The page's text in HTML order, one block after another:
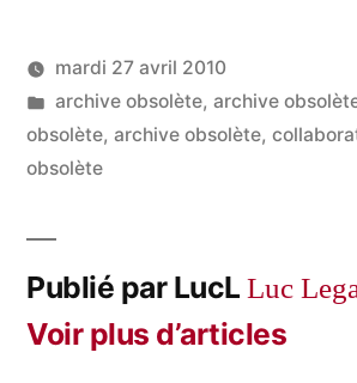
Publié
par
LucL
mardi 27 avril 2010
Publié
dans
archive obsolète, archive
obsolète, archive obsolète,
obsolète
Publié par LucLLuc
Voir plus d’articles